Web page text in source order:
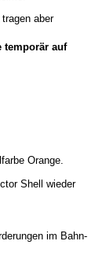
, tragen aber
temporär auf
Orange.
Shell wieder
im Bahn-